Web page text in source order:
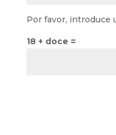
Por favor, introduce
18 + doce =